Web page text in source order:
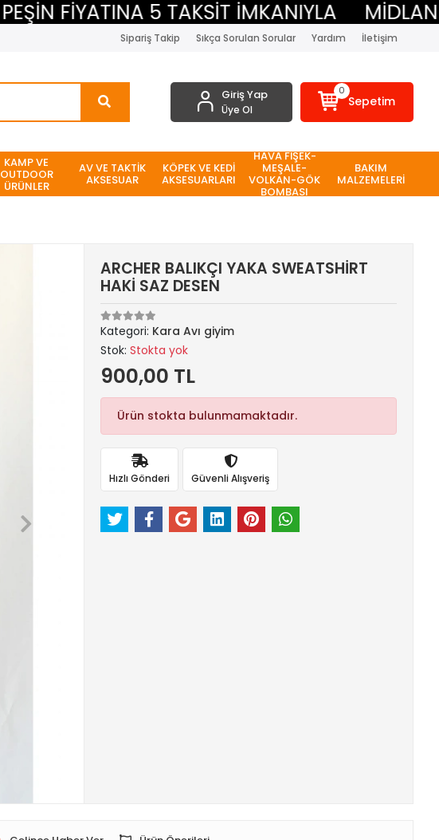
FİYATINA 5 TAKSİT İMKANIYLA MİDLAND
Sipariş Takip Sıkça Sorulan Sorular Yardım İletişim
Giriş Yap
Üye Ol
0
Sepetim
KAMP VE
OUTDOOR
ÜRÜNLER
AV VE TAKTİK
AKSESUAR
KÖPEK VE KEDİ
AKSESUARLARI
HAVA FİŞEK-
MEŞALE-
VOLKAN-GÖK
BOMBASI
BAKIM
MALZEMELERİ
ARCHER BALIKÇI YAKA SWEATSHİRT
HAKİ SAZ DESEN
Kategori: Kara Avı giyim
Stok:Stokta yok
900,00 TL
Ürün stokta bulunmamaktadır.
Hızlı Gönderi Güvenli Alışveriş